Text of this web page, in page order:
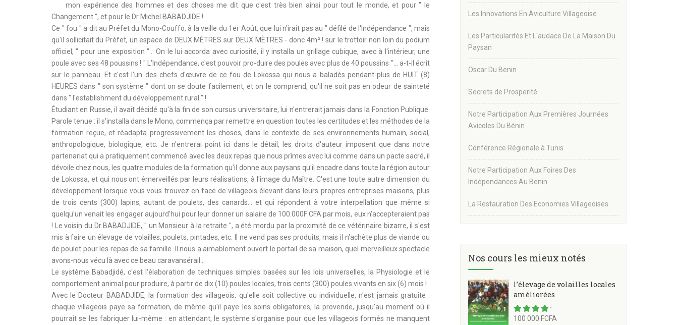
mon expérience des hommes et des choses me dit que c'est très bien ainsi pour tout le monde, et pour " le
Changement ", et pour le Dr Michel BABADJIDE !
Ce " fou " a dit au Préfet du Mono-Couffo, à la veille du 1er Août, que lui n'irait pas au " défilé de l'Indépendance ", mais
qu'il sollicitait du Préfet, un espace de DEUX MÈTRES sur DEUX MÈTRES - donc 4m² ! sur le trottoir non loin du podium
officiel, " pour une exposition "… On le lui accorda avec curiosité, il y installa un grillage cubique, avec à l'intérieur, une
poule avec ses 48 poussins ! " L'Indépendance, c'est pouvoir pro-duire des poules avec plus de 40 poussins "… a-t-il écrit
sur le panneau. Et c'est l'un des chefs d'œuvre de ce fou de Lokossa qui nous a baladés pendant plus de HUIT (8)
HEURES dans " son système " dont on se doute facilement, et on le comprend, qu'il ne soit pas en odeur de sainteté
dans " l'establishment du développement rural " !
Étudiant en Russie, il avait décidé qu'à la fin de son cursus universitaire, lui n'entrerait jamais dans la Fonction Publique.
Parole tenue : il s'installa dans le Mono, commença par remettre en question toutes les certitudes et les méthodes de la
formation reçue, et réadapta progressivement les choses, dans le contexte de ses environnements humain, social,
anthropologique, biologique, etc. Je n'entrerai point ici dans le détail, les droits d'auteur imposent que dans notre
partenariat qui a pratiquement commencé avec les deux repas que nous prîmes avec lui comme dans un pacte sacré, il
dévoile chez nous, les quatre modules de la formation qu'il donne aux paysans qu'il encadre dans toute la région autour
de Lokossa, et qui nous ont émerveillés par leurs réalisations, à l'image du Maître. C'est une toute autre dimension du
développement lorsque vous vous trouvez en face de villageois élevant dans leurs propres entreprises maisons, plus
de trois cents (300) lapins, autant de poulets, des canards… et qui répondent à votre interpellation que même si
quelqu'un venait les engager aujourd'hui pour leur donner un salaire de 100.000F CFA par mois, eux n'accepteraient pas
! Le voisin du Dr BABADJIDE, " un Monsieur à la retraite ", a été mordu par la proximité de ce vétérinaire bizarre, il s'est
mis à faire un élevage de volailles, poulets, pintades, etc. Il ne vend pas ses produits, mais il n'achète plus de viande ou
de poulet pour les repas de sa famille. Il nous a aimablement ouvert le portail de sa maison, quel merveilleux spectacle
avons-nous vécu là avec ce beau caravansérail…
Le système Babadjidé, c'est l'élaboration de techniques simples basées sur les lois universelles, la Physiologie et le
comportement animal pour produire, à partir de dix (10) poules locales, trois cents (300) poules vivants en six (6) mois !
Avec le Docteur BABADJIDE, la formation des villageois, qu'elle soit collective ou individuelle, n'est jamais gratuite :
chaque villageois paye sa formation, de même qu'il paye les soins obligatoires, la provende, jusqu'au moment où il
pourrait se les fabriquer lui-même : en attendant, le système s'organise pour que les villageois formés ne manquent
Les Innovations En Aviculture Villageoise
Les Particularités Et L'audace De La Maison Du
Paysan
Oscar Du Benin
Secrets de Prosperité
Notre Participation Aux Premières Journées
Avicoles Du Bénin
Conférence Régionale à Tunis
Notre Participation Aux Foires Des
Indépendances Au Benin
La Restauration Des Economies Villageoises
Nos cours les mieux notés
l’élevage de volailles locales
améliorées
4.50
100 000 FCFA